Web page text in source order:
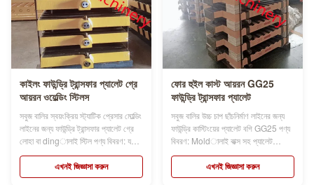
কাইলং ফাউন্ড্রি ট্রান্সফার প্যালেট গ্রে
আয়রন ওয়েল্ডিং স্টিলস
সবুজ বালির স্বয়ংক্রিয় স্ট্যাটিক প্রেসার মোল্ডিং
লাইনের জন্য ফাউন্ড্রি ট্রান্সফার প্যালেট গ্রে
লোহা বা dingালাই স্টিল পণ্য বিবরণ: যখন
ছাঁচনির্মাণ মেশিন কাজ করে, প্যালেট গাড়ির
চারটি চাকা থাকে, যা ছাঁচ বক্স পরিবহন চালায়,
প্যালেট গাড়ি সাধারণত castালাই লোহার
এখনই জিজ্ঞাসা করুন
ফোর হুইল কাস্ট আয়রন GG25
ফাউন্ড্রি ট্রান্সফার প্যালেট
সবুজ বালির উচ্চ চাপ ছাঁচনির্মাণ লাইনের জন্য
ফাউন্ড্রি কাস্টিংয়ের প্যালেট বগি GG25 পণ্য
বিবরণ: Moldালাই বাক্স সহ প্যালেট
গাড়িগুলি উচ্চ গ্রেড ধূসর লোহা GG25, বা
ইস্পাত dingালাই দিয়ে তৈরি করা হয়, এবং
তাদের উচ্চতর কঠোরতা রয়েছে এবং উচ্চ চাপের
এখনই জিজ্ঞাসা করুন